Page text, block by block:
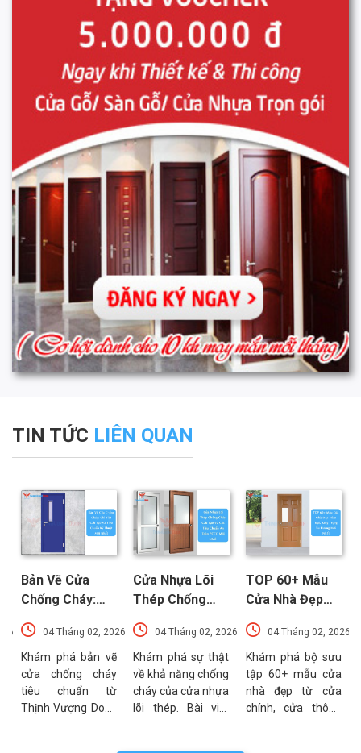
TIN TỨC LIÊN QUAN
Bản Vẽ Cửa
Chống Cháy:
Tạo Và Tiêu
Chuẩn Kỹ Thuật
Mới Nhất
04 Tháng 02, 2026
Khám phá bản vẽ
cửa chống cháy
tiêu chuẩn từ
Thịnh Vượng Door.
Cửa Nhựa Lõi
Thép Chống
Và Các Tiêu
Chuẩn An Toàn
PCCC Mới Nhất
04 Tháng 02, 2026
Khám phá sự thật
về khả năng chống
cháy của cửa nhựa
lõi thép. Bài viết
TOP 60+ Mẫu
Cửa Nhà Đẹp
Trọng Xu
Hướng Mới Nhất
04 Tháng 02, 2026
Khám phá bộ sưu
tập 60+ mẫu cửa
nhà đẹp từ cửa
chính, cửa thông